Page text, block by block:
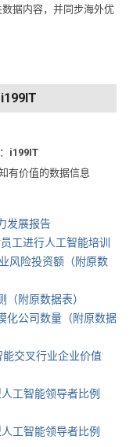
据内容，并同步海外优
i199IT
有价值的数据信息
发展报告
工进行人工智能培训
风险投资额（附原数
附原数据表）
化公司数量（附原数据
交叉行业企业价值
工智能领导者比例
工智能领导者比例